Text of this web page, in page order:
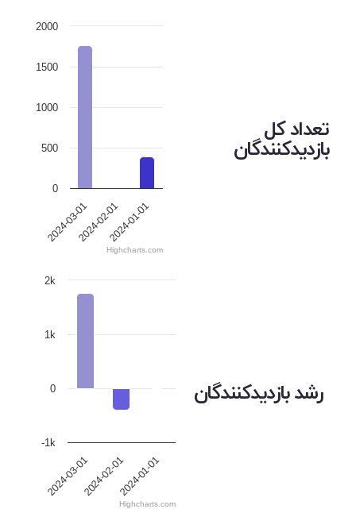
تعداد کل
بازدیدکنندگان
2024-03-012024-02-012024-01-01
0
500
1000
1500
2000
Highcharts.com
رشد بازدیدکنندگان
2024-03-012024-02-012024-01-01
0
1k
2k
-1k
Highcharts.com